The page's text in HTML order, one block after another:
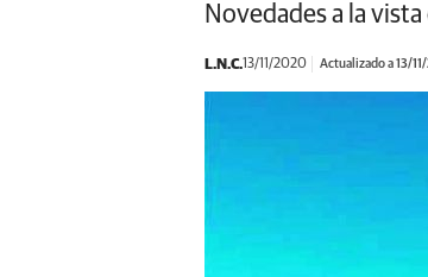
Novedades a la
L.N.C.13/11/2020 Actualizado a 13/